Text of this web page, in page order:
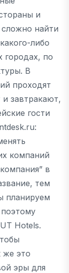
и
найти
либо
городах, по
В
проходят
и завтракают,
гости
компаний
в
тем
планируем
Hotels.
же это
эры для